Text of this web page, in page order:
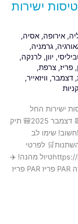
ישירות
, אירופה, אסיה,
, גרמניה,
, יוון, לרנקה,
, פריז, צרפת,
, דצמבר, וויזאייר,
קניות
ישירות החל
מ-79$🌍 מגוון יעדים✈️ מגוון חברות תעופה📆 דצמבר 2025🎒 תיק
שימו לב
לפרטי
הטיסות ולכרטוסhttps://nilstravelgroup.com/i5u9טיול מהנה! ✈️
🌍 TLV תל אביב ——————- טיסה ישירה PAR פריז PAR פריז